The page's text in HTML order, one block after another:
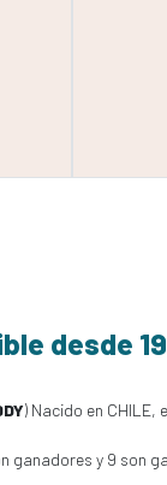
desde
) Nacido en CHILE,
ganadores y 9 son